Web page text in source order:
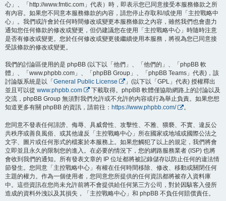
心」、「http://www.fmtic.com」代表）時，即表示您已同意接受本服務條款之所
有內容。如果您不同意本服務條款的內容，請您停止存取和/或使用「主控戰略中
心」。我們或許會於任何時間修改或變更本服務條款之內容，雖然我們也會盡力
通知您任何條款的修改或變更，但仍建議您在使用「主控戰略中心」時隨時注意
是否有修改或變更。您於任何修改或變更後繼續使用本服務，將視為您已同意接
受該條款的修改或變更。
我們的討論區使用的是 phpBB (以下以「他們」、「他們的」、「phpBB 軟
體」、「www.phpbb.com」、「phpBB Group」、「phpBB Teams」代表)，該
討論版系統是以「General Public License
」(以下以「GPL」代表) 授權釋出
並且可以從 www.phpbb.com
下載取得。phpBB 軟體僅協助網路上的討論以及
交流，phpBB Group 無須對我們允許或不允許的內容或行為舉止負責。如果您想
知道更多有關 phpBB 的資訊，請前往： https://www.phpbb.com/ 。
您同意不發表任何誹謗、侮辱、具威脅性、攻擊性、不雅、猥褻、不實、違反公
共秩序或善良風俗、或其他違反「主控戰略中心」所在國家或地域或國際公法之
文字、圖片或任何形式的檔案於本服務上。如果您觸犯了以上的規定，我們將會
立即並且永久的限制您的進入。在必要的情況下，您的網路服務業者 (ISP) 也將
會收到我們的通知。所有發表文章的 IP 位址都將被記錄儲存以防止任何的違法情
節發生。您同意「主控戰略中心」有權在任何時間移除、修改、移動或關閉任何
主題的權力。作為一個使用者，您同意您所提供的任何資訊都將被存入資料庫
中。這些資訊在您尚未允許前將不會提供給任何第三方公司，對於因駭客入侵所
造成的資料外洩以及其損失，「主控戰略中心」和 phpBB 不負任何賠償責任。